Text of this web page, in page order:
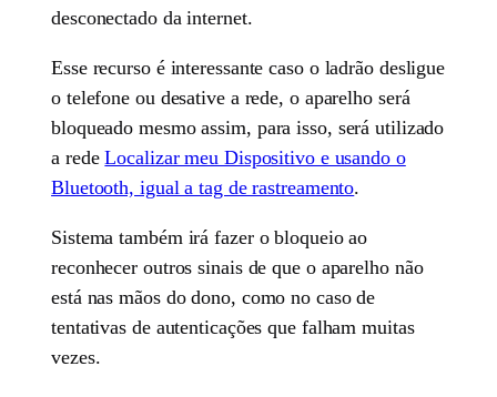
desconectado da internet.
Esse recurso é interessante caso o ladrão desligue
o telefone ou desative a rede, o aparelho será
bloqueado mesmo assim, para isso, será utilizado
a redeLocalizar meu Dispositivo e usando o
Bluetooth, igual a tag de rastreamento.
Sistema também irá fazer o bloqueio ao
reconhecer outros sinais de que o aparelho não
está nas mãos do dono, como no caso de
tentativas de autenticações que falham muitas
vezes.